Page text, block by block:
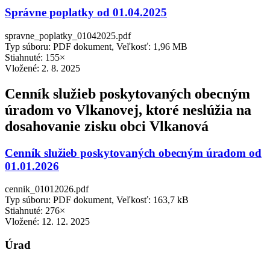
Správne poplatky od 01.04.2025
spravne_poplatky_01042025.pdf
Typ súboru: PDF dokument, Veľkosť: 1,96 MB
Stiahnuté: 155×
Vložené: 2. 8. 2025
Cenník služieb poskytovaných obecným
úradom vo Vlkanovej, ktoré neslúžia na
dosahovanie zisku obci Vlkanová
Cenník služieb poskytovaných obecným úradom od
01.01.2026
cennik_01012026.pdf
Typ súboru: PDF dokument, Veľkosť: 163,7 kB
Stiahnuté: 276×
Vložené: 12. 12. 2025
Úrad